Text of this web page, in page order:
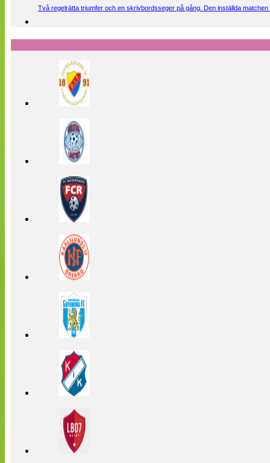
Två regelrätta triumfer och en skrivbordsseger på gång. Den inställda